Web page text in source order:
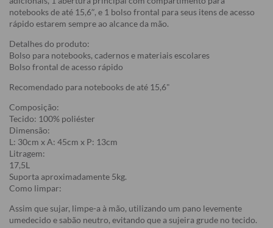
notebooks de até 15,6”, e 1 bolso frontal para seus itens de acesso
rápido estarem sempre ao alcance da mão.
Detalhes do produto:
Bolso para notebooks, cadernos e materiais escolares
Bolso frontal de acesso rápido
Recomendado para notebooks de até 15,6"
Composição:
Tecido: 100% poliéster
Dimensão:
L: 30cm x A: 45cm x P: 13cm
Litragem:
17,5L
Suporta aproximadamente 5kg.
Como limpar:
Assim que sujar, limpe-a à mão, utilizando um pano levemente
umedecido e sabão neutro, evitando que a sujeira grude no tecido.